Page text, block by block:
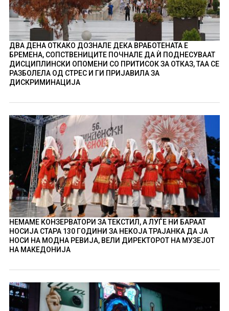
ДВА ДЕНА ОТКАКО ДОЗНАЛЕ ДЕКА ВРАБОТЕНАТА Е
БРЕМЕНА, СОПСТВЕНИЦИТЕ ПОЧНАЛЕ ДА Ѝ ПОДНЕСУВААТ
ДИСЦИПЛИНСКИ ОПОМЕНИ СО ПРИТИСОК ЗА ОТКАЗ, ТАА СЕ
РАЗБОЛЕЛА ОД СТРЕС И ГИ ПРИЈАВИЛА ЗА
ДИСКРИМИНАЦИЈА
НЕМАМЕ КОНЗЕРВАТОРИ ЗА ТЕКСТИЛ, А ЛУЃЕ НИ БАРААТ
НОСИЈА СТАРА 130 ГОДИНИ ЗА НЕКОЈА ТРАЈАНКА ДА ЈА
НОСИ НА МОДНА РЕВИЈА, ВЕЛИ ДИРЕКТОРОТ НА МУЗЕЈОТ
НА МАКЕДОНИЈА